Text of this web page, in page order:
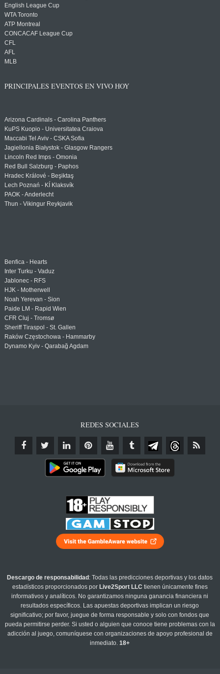
English League Cup
WTA Toronto
ATP Montreal
CONCACAF League Cup
CFL
AFL
MLB
PRINCIPALES EVENTOS EN VIVO HOY
Arizona Cardinals - Carolina Panthers
KuPS Kuopio - Universitatea Craiova
Maccabi Tel Aviv - CSKA Sofia
Jagiellonia Białystok - Glasgow Rangers
Lincoln Red Imps - Omonia
Red Bull Salzburg - Paphos
Hradec Králové - Beşiktaş
Lech Poznań - KÍ Klaksvík
PAOK - Anderlecht
Thun - Vikingur Reykjavik
Benfica - Hearts
Inter Turku - Vaduz
Jablonec - RFS
HJK - Motherwell
Noah Yerevan - Sion
Paide LM - Rapid Wien
CFR Cluj - Tromsø
Sheriff Tiraspol - St. Gallen
Raków Częstochowa - Hammarby
Dynamo Kyiv - Qarabağ Agdam
REDES SOCIALES
Descargo de responsabilidad : Todas las predicciones deportivas y los datos
estadísticos proporcionados por Live2Sport LLC tienen únicamente fines
informativos y analíticos. No garantizamos ninguna ganancia financiera ni
resultados específicos. Las apuestas deportivas implican un riesgo
significativo; por favor, juegue de forma responsable y solo con fondos que
pueda permitirse perder. Si usted o alguien que conoce tiene problemas con la
adicción al juego, comuníquese con organizaciones de apoyo profesional de
inmediato.18+